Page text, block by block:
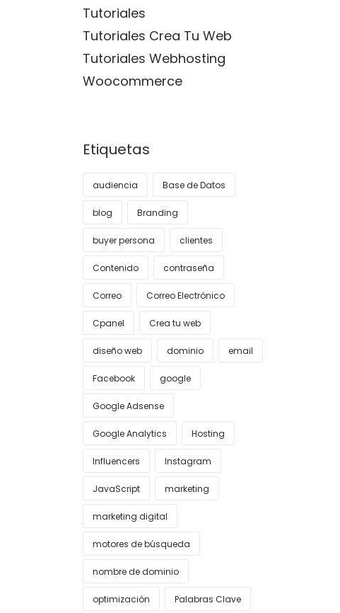
Tutoriales
Tutoriales Crea Tu Web
Tutoriales Webhosting
Woocommerce
Etiquetas
audiencia Base de Datos
blog Branding
buyer persona clientes
Contenido contraseña
Correo Correo Electrónico
Cpanel Crea tu web
diseño web dominio email
Facebook google
Google Adsense
Google Analytics Hosting
Influencers Instagram
JavaScript marketing
marketing digital
motores de búsqueda
nombre de dominio
optimización Palabras Clave